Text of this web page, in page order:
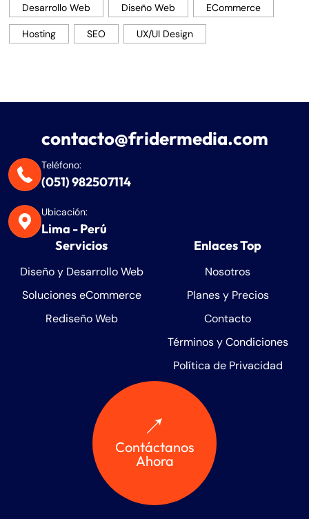
Desarrollo Web Diseño Web ECommerce
Hosting SEO UX/UI Design
contacto@fridermedia.com
Teléfono:
(051) 982507114
Ubicación:
Lima - Perú
Servicios
Diseño y Desarrollo Web
Soluciones eCommerce
Rediseño Web
Enlaces Top
Nosotros
Planes y Precios
Contacto
Términos y Condiciones
Política de Privacidad
Contáctanos
Ahora